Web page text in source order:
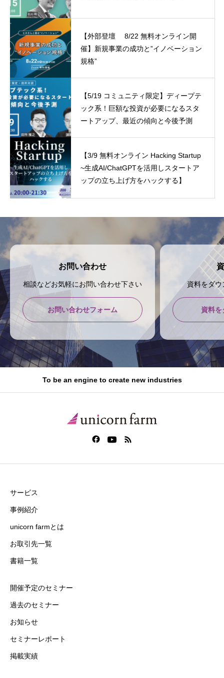
【外部登壇 8/22 無料オンライン開
催】新規事業の成功と”イノベーション
規格”
【5/19 コミュニティ限定】ディープテ
ック系！巨額な投資が必要になるスタ
ートアップ、最近の傾向と今後予測
【3/9 無料オンライン Hacking Startup
~生成AI/ChatGPTを活用しスタートア
ップの立ち上げ方をハックする】
お問い合わせ
相談などお気軽にお問い合わせ下さい
お問い合わせフォーム
資料をダ
資料を
To be an engine to create new industries
サービス
事例紹介
unicorn farmとは
お取引先一覧
書籍一覧
開催予定のセミナー
過去のセミナー
お知らせ
セミナーレポート
掲載実績